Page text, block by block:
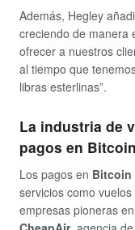
Además, Hegley
creciendo de manera
ofrecer a nuestros
al tiempo que
libras esterlinas”.
La industria de
pagos en Bitcoin
Los pagos en Bitcoin
servicios como
empresas pioneras